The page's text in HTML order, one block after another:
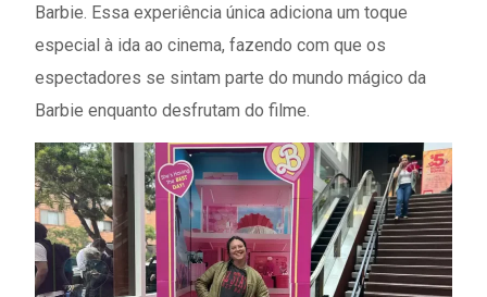
Barbie. Essa experiência única adiciona um toque
especial à ida ao cinema, fazendo com que os
espectadores se sintam parte do mundo mágico da
Barbie enquanto desfrutam do filme.